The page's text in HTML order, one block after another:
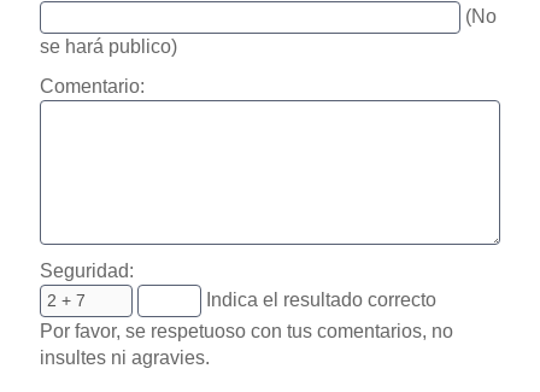
(No
se hará publico)
Comentario:
Seguridad:
Indica el resultado correcto
Por favor, se respetuoso con tus comentarios, no
insultes ni agravies.